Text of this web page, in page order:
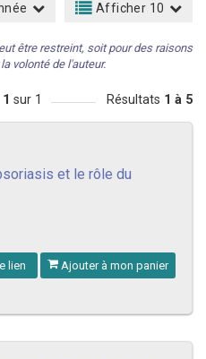
Afficher 10
être restreint, soit pour des raisons
volonté de l'auteur.
sur 1 Résultats 1 à 5
et le rôle du
lien Ajouter à mon panier